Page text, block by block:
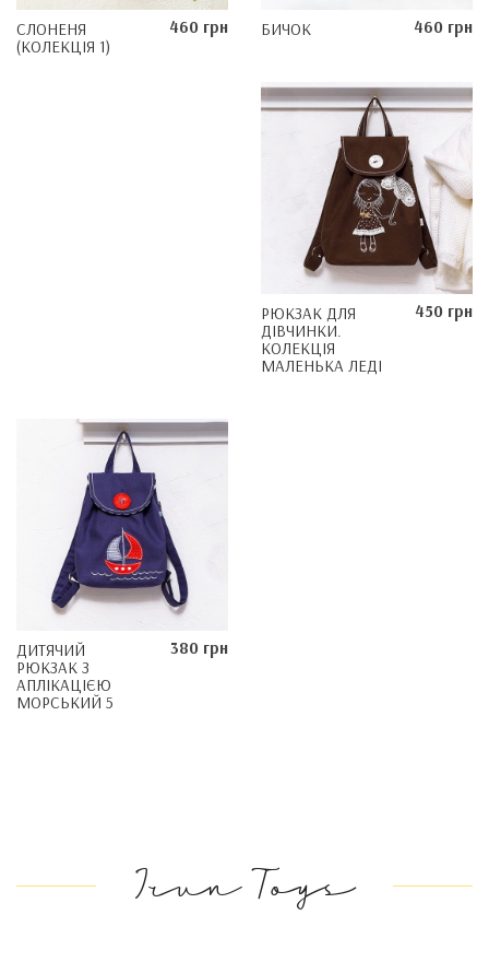
СЛОНЕНЯ
(КОЛЕКЦІЯ 1)
460 грн БИЧОК 460 грн
РЮКЗАК ДЛЯ
ДІВЧИНКИ.
КОЛЕКЦІЯ
МАЛЕНЬКА ЛЕДІ
450 грн
ДИТЯЧИЙ
РЮКЗАК З
АПЛІКАЦІЄЮ
МОРСЬКИЙ 5
380 грн
Irun Toys